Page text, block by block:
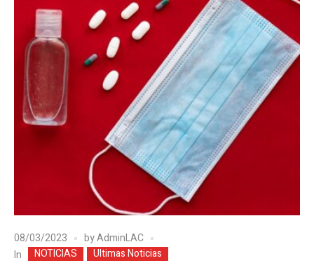
08/03/2023 byAdminLAC
In
NOTICIAS Ultimas Noticias